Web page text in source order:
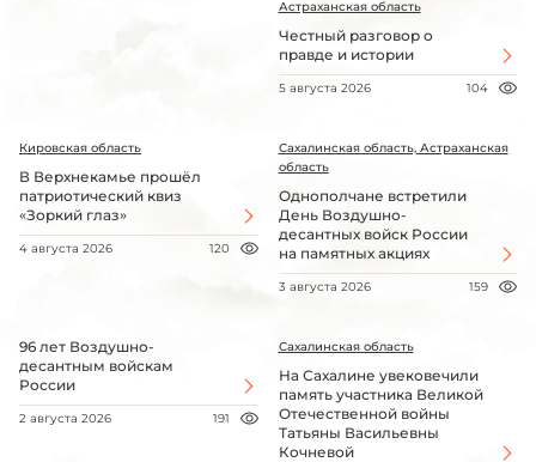
Астраханская область
Честный разговор о
правде и истории
5 августа 2026 104
Кировская область
В Верхнекамье прошёл
патриотический квиз
«Зоркий глаз»
4 августа 2026 120
Сахалинская область, Астраханская
область
Однополчане встретили
День Воздушно-
десантных войск России
на памятных акциях
3 августа 2026 159
96 лет Воздушно-
десантным войскам
России
2 августа 2026 191
Сахалинская область
На Сахалине увековечили
память участника Великой
Отечественной войны
Татьяны Васильевны
Кочневой